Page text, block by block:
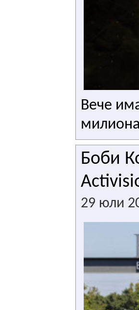
Вече
Боби
29 юли